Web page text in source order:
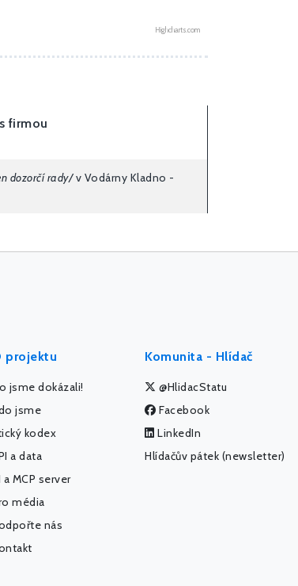
Highcharts.com
firmou
dozorčí rady/v Vodárny Kladno -
projektu
jsme dokázali!
jsme
kodex
a data
a MCP server
média
nás
Komunita - Hlídač
@HlidacStatu
Facebook
LinkedIn
Hlídačův pátek (newsletter)